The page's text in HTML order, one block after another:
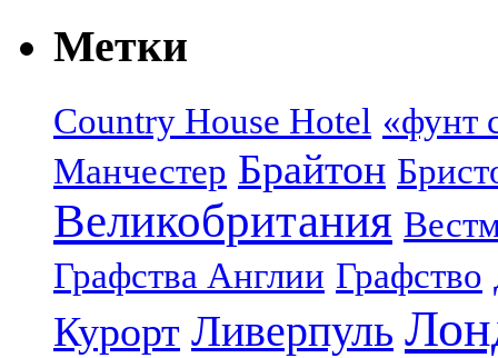
Метки
Country House Hotel «фунт
Манчестер Брайтон
Великобритания
Графства Англии Графство
Курорт Ливерпуль